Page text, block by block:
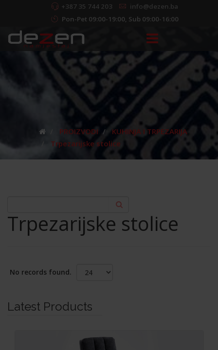
+387 35 744 203
info@dezen.ba
Pon-Pet 09:00-19:00, Sub 09:00-16:00
PROIZVODI
KUHINJA I TRPEZARIJA
Trpezarijske stolice
Trpezarijske stolice
No records found.
Latest Products